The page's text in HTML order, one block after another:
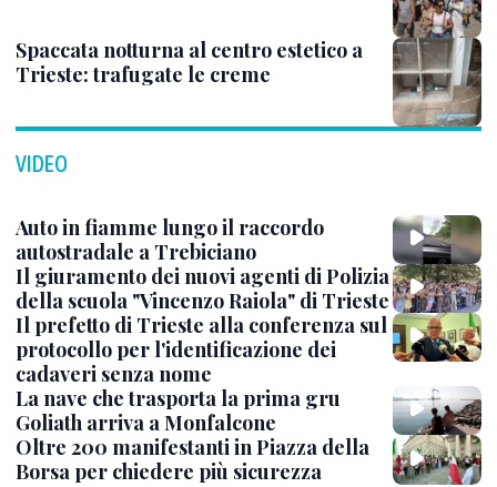
Spaccata notturna al centro estetico a
Trieste: trafugate le creme
VIDEO
Auto in fiamme lungo il raccordo
autostradale a Trebiciano
Il giuramento dei nuovi agenti di Polizia
della scuola "Vincenzo Raiola" di Trieste
Il prefetto di Trieste alla conferenza sul
protocollo per l'identificazione dei
cadaveri senza nome
La nave che trasporta la prima gru
Goliath arriva a Monfalcone
Oltre 200 manifestanti in Piazza della
Borsa per chiedere più sicurezza